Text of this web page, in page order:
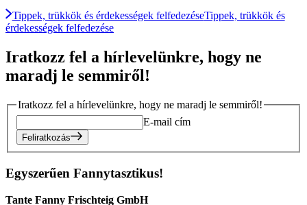
Tippek, trükkök és érdekességek felfedezéseTippek, trükkök és
érdekességek felfedezése
Iratkozz fel a hírlevelünkre, hogy ne
maradj le semmiről!
Iratkozz fel a hírlevelünkre, hogy ne maradj le semmiről!
E-mail cím
Feliratkozás
Egyszerűen Fannytasztikus!
Tante Fanny Frischteig GmbH